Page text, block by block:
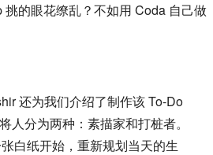
还为我们介绍了制作该 To-Do
人分为两种：素描家和打桩者。
白纸开始，重新规划当天的生